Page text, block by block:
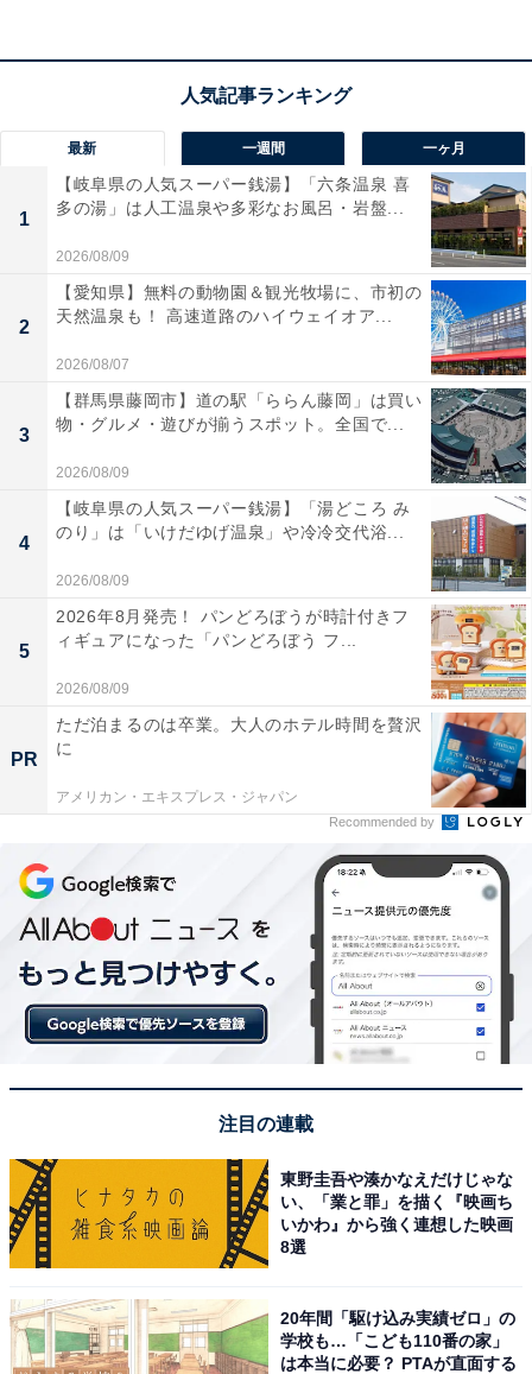
始業式での姿勢や視線が、気にかかることがあり
ます
始業式は、1時間目に講堂で行うところが多いです。子
どもたちは体育座り（三角座り、お山座り）で座って、
校長先生の話を聞く子どもがほとんどです。そのとき
に、足をだらんと伸ばして座ったり、話を聞いているは
ずなのに下を向いてしまったりする子がいます。
目を見て話を聞けない、視線が合わない。そういう様子
を見ると、「何かあったんかな」と気になります。た
だ、子どもの数が多いので、姿勢や表情、声の大きさだ
けでは、どうしても読み取れない部分もあります。分か
だから私は、普通に聞くようにしています。「昨日、9
時までに寝た人？」「10時までに寝た人？」と、実際に
手を挙げてもらいます。「お隣さんと、どっちが早く寝
と、少し場が和らぐこともあります。
その流れで、「昨日、12時より遅かった人？」と聞くこ
ともあります。やっぱり、休み明けは多いですね。これ
は、大人でも同じだと思います。朝ごはんについても、
「何食べたかな」「食べなかった人」と聞くことがあり
ますが、それは家庭の状況を考えながら行っています。
最新 一週間 一ヶ月
1
【岐阜県の人気スーパー銭湯】「六条温泉 喜
多の湯」は人工温泉や多彩なお風呂・岩盤...
2026/08/09
2
【愛知県】無料の動物園＆観光牧場に、市初の
天然温泉も！ 高速道路のハイウェイオア...
2026/08/07
3
【群馬県藤岡市】道の駅「ららん藤岡」は買い
物・グルメ・遊びが揃うスポット。全国で...
2026/08/09
4
【岐阜県の人気スーパー銭湯】「湯どころ み
のり」は「いけだゆげ温泉」や冷冷交代浴...
2026/08/09
5
2026年8月発売！ パンどろぼうが時計付きフ
ィギュアになった「パンどろぼう フ...
2026/08/09
PR
ただ泊まるのは卒業。大人のホテル時間を贅沢
に
アメリカン・エキスプレス・ジャパン
Recommended by
注目の連載
東野圭吾や湊かなえだけじゃな
い、「業と罪」を描く『映画ち
いかわ』から強く連想した映画
8選
20年間「駆け込み実績ゼロ」の
学校も…「こども110番の家」
は本当に必要？ PTAが直面する